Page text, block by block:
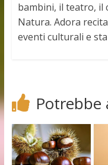
bambini, il teatro, il
Natura. Adora
eventi culturali e
Potrebbe